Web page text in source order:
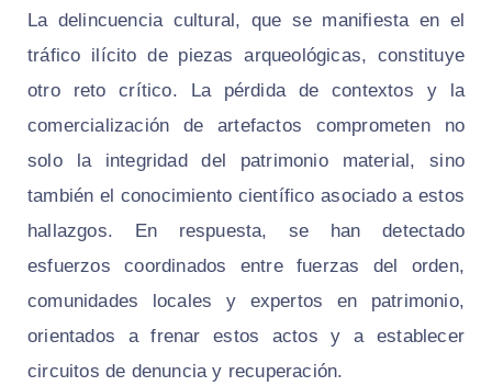
La delincuencia cultural, que se manifiesta en el
tráfico ilícito de piezas arqueológicas, constituye
otro reto crítico. La pérdida de contextos y la
comercialización de artefactos comprometen no
solo la integridad del patrimonio material, sino
también el conocimiento científico asociado a estos
hallazgos. En respuesta, se han detectado
esfuerzos coordinados entre fuerzas del orden,
comunidades locales y expertos en patrimonio,
orientados a frenar estos actos y a establecer
circuitos de denuncia y recuperación.